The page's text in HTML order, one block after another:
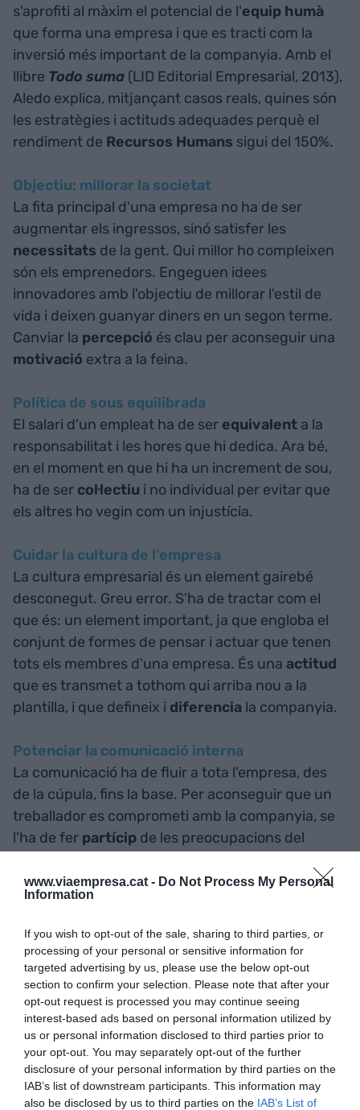
www.viaempresa.cat - Do Not Process My Personal
Information
If you wish to opt-out of the sale, sharing to third parties, or
processing of your personal or sensitive information for
targeted advertising by us, please use the below opt-out
section to confirm your selection. Please note that after your
opt-out request is processed you may continue seeing
interest-based ads based on personal information utilized by
us or personal information disclosed to third parties prior to
your opt-out. You may separately opt-out of the further
disclosure of your personal information by third parties on the
IAB’s list of downstream participants. This information may
also be disclosed by us to third parties on the IAB’s List of
s'aprofiti al màxim el potencial de l'equip humà
que forma una empresa i que es tracti com la
inversió més important de la companyia. Amb el
llibre Todo suma (LID Editorial Empresarial, 2013),
Aledo explica, mitjançant casos reals, quines són
les estratègies i actituds adequades perquè el
rendiment de Recursos Humans sigui del 150%.
Objectiu: millorar la societat
La fita principal d'una empresa no ha de ser
augmentar els ingressos, sinó satisfer les
necessitats de la gent. Qui millor ho compleixen
són els emprenedors. Engeguen idees
innovadores amb l'objectiu de millorar l'estil de
vida i deixen guanyar diners en un segon terme.
Canviar la percepció és clau per aconseguir una
motivació extra a la feina.
Política de sous equilibrada
El salari d'un empleat ha de ser equivalent a la
responsabilitat i les hores que hi dedica. Ara bé,
en el moment en que hi ha un increment de sou,
ha de ser col·lectiu i no individual per evitar que
els altres ho vegin com un injustícia.
Cuidar la cultura de l'empresa
La cultura empresarial és un element gairebé
desconegut. Greu error. S'ha de tractar com el
que és: un element important, ja que engloba el
conjunt de formes de pensar i actuar que tenen
tots els membres d'una empresa. És una actitud
que es transmet a tothom qui arriba nou a la
plantilla, i que defineix i diferencia la companyia.
Potenciar la comunicació interna
La comunicació ha de fluir a tota l'empresa, des
de la cúpula, fins la base. Per aconseguir que un
treballador es comprometi amb la companyia, se
l'ha de fer partícip de les preocupacions del
El paper del departament de Recursos Humans
Humans es limita retallarcostos de personal
sense tenir en compte l'activitat de l'empresa. La
realitat és que el departament coneix fons la
situació de cada àrea i està permanentment
en
contacteamb els diferents directors per conèixer
la situació de qui hi treballa i aplicar-hi l'estratègia
adient per millorar l'eficiència.